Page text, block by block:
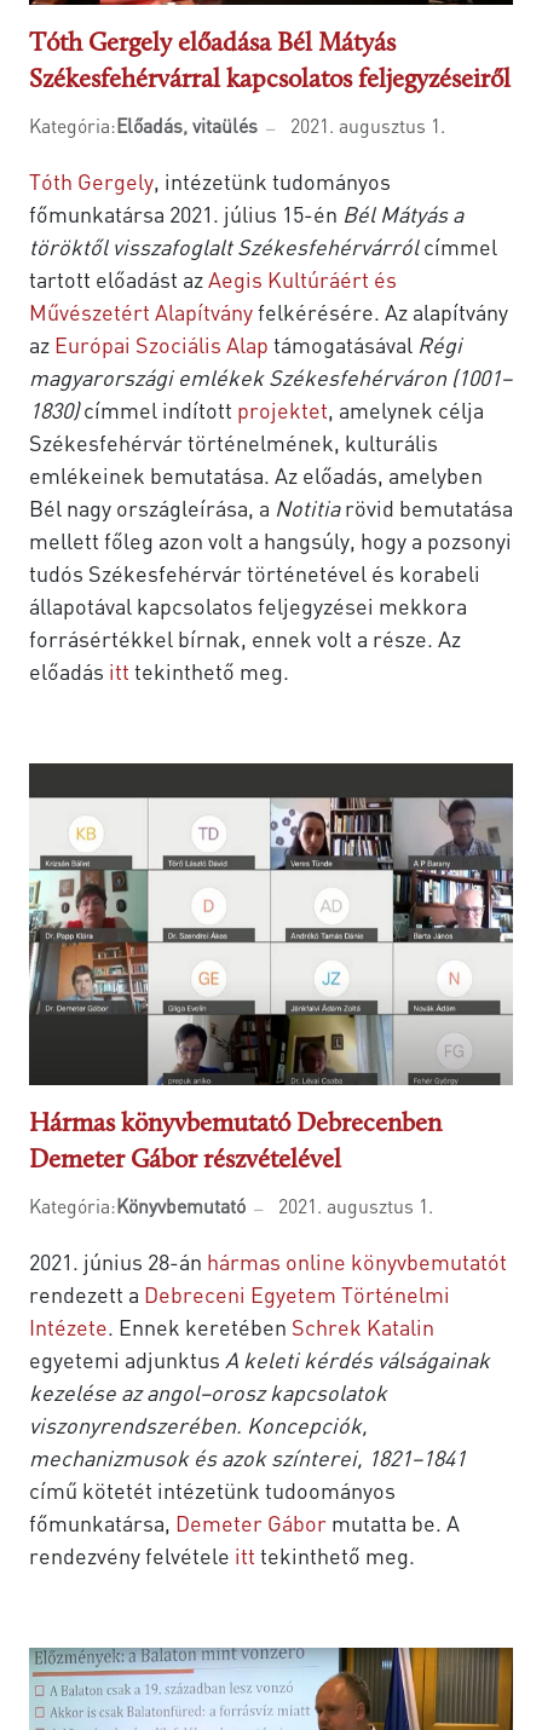
Tóth Gergely előadása Bél Mátyás
Székesfehérvárral kapcsolatos feljegyzéseiről
Kategória:Előadás, vitaülés 2021. augusztus 1.
Tóth Gergely , intézetünk tudományos
főmunkatársa 2021. július 15-én Bél Mátyás a
töröktől visszafoglalt Székesfehérvárrólcímmel
tartott előadást az Aegis Kultúráért és
Művészetért Alapítványfelkérésére. Az alapítvány
az Európai Szociális Alap támogatásával Régi
magyarországi emlékek Székesfehérváron (1001–
1830)címmel indított projektet , amelynek célja
Székesfehérvár történelmének, kulturális
emlékeinek bemutatása. Az előadás, amelyben
Bél nagy országleírása, a Notitiarövid bemutatása
mellett főleg azon volt a hangsúly, hogy a pozsonyi
tudós Székesfehérvár történetével és korabeli
állapotával kapcsolatos feljegyzései mekkora
forrásértékkel bírnak, ennek volt a része. Az
előadás itt tekinthető meg.
Hármas könyvbemutató Debrecenben
Demeter Gábor részvételével
Kategória:Könyvbemutató 2021. augusztus 1.
2021. június 28-án hármas online könyvbemutatót
rendezett a Debreceni Egyetem Történelmi
Intézete. Ennek keretében Schrek Katalin
egyetemi adjunktus A keleti kérdés válságainak
kezelése az angol–orosz kapcsolatok
viszonyrendszerében. Koncepciók,
mechanizmusok és azok színterei, 1821–1841
című kötetét intézetünk tudoományos
főmunkatársa, Demeter Gábor mutatta be. A
rendezvény felvétele itt tekinthető meg.